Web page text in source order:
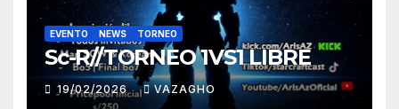
EVENTO NEWS TORNEO
Sc-R//TORNEO 1VS1 LIBRE
19/02/2026 VAZAGHO